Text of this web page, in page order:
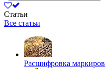
Статьи
Все статьи
Расшифровка